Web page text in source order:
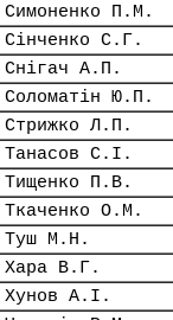
Симоненко П.М.
Сінченко С.Г.
Снігач А.П.
Соломатін Ю.П.
Стрижко Л.П.
Танасов С.І.
Тищенко П.В.
Ткаченко О.М.
Туш М.Н.
Хара В.Г.
Хунов А.І.